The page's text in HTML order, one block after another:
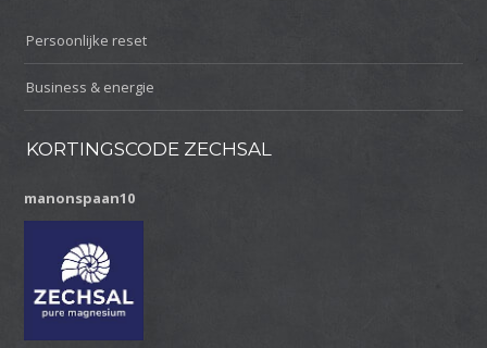
Persoonlijke reset
Business & energie
KORTINGSCODE ZECHSAL
manonspaan10